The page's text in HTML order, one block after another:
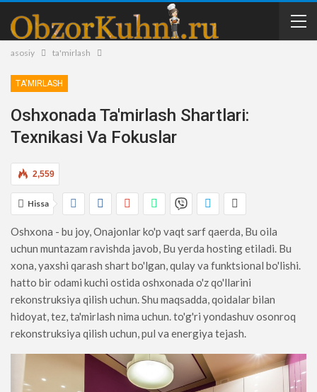
asosiy ta'mirlash
TA'MIRLASH
Oshxonada Ta'mirlash Shartlari:
Texnikasi Va Fokuslar
2,559
Hissa
Oshxona - bu joy, Onajonlar ko'p vaqt sarf qaerda, Bu oila
uchun muntazam ravishda javob, Bu yerda hosting etiladi. Bu
xona, yaxshi qarash shart bo'lgan, qulay va funktsional bo'lishi.
hatto bir odami kuchi ostida oshxonada o'z qo'llarini
rekonstruksiya qilish uchun. Shu maqsadda, qoidalar bilan
hidoyat, tez, ta'mirlash nima uchun. to'g'ri yondashuv osonroq
rekonstruksiya qilish uchun, pul va energiya tejash.